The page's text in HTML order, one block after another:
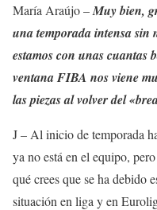
María Araújo –Muy bien,
una temporada intensa sin
estamos con unas cuantas
ventana FIBA nos viene
las piezas al volver del
J – Al inicio de temporada
ya no está en el equipo,
qué crees que se ha debido
situación en liga y en